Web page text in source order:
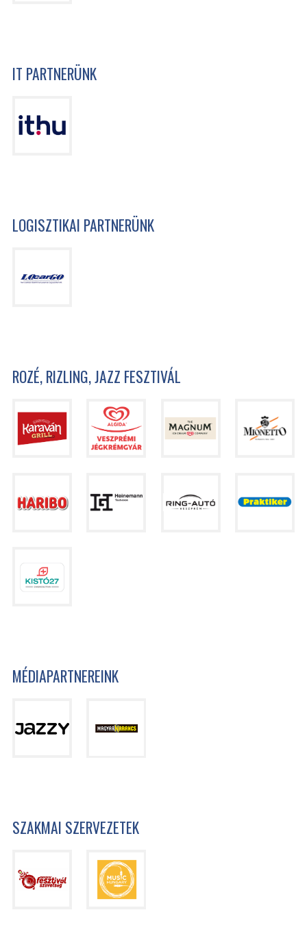
IT PARTNERÜNK
LOGISZTIKAI PARTNERÜNK
ROZÉ, RIZLING, JAZZ FESZTIVÁL
MÉDIAPARTNEREINK
SZAKMAI SZERVEZETEK